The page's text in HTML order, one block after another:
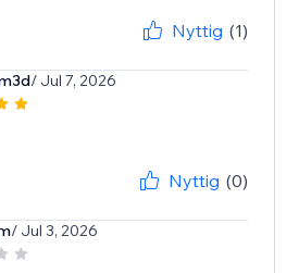
Nyttig (1)
/ Jul 7, 2026
Nyttig (0)
/ Jul 3, 2026